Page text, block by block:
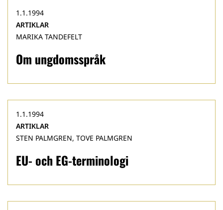
Om ungdomsspråk
1.1.1994
ARTIKLAR
MARIKA TANDEFELT
EU- och EG-terminologi
1.1.1994
ARTIKLAR
STEN PALMGREN, TOVE PALMGREN